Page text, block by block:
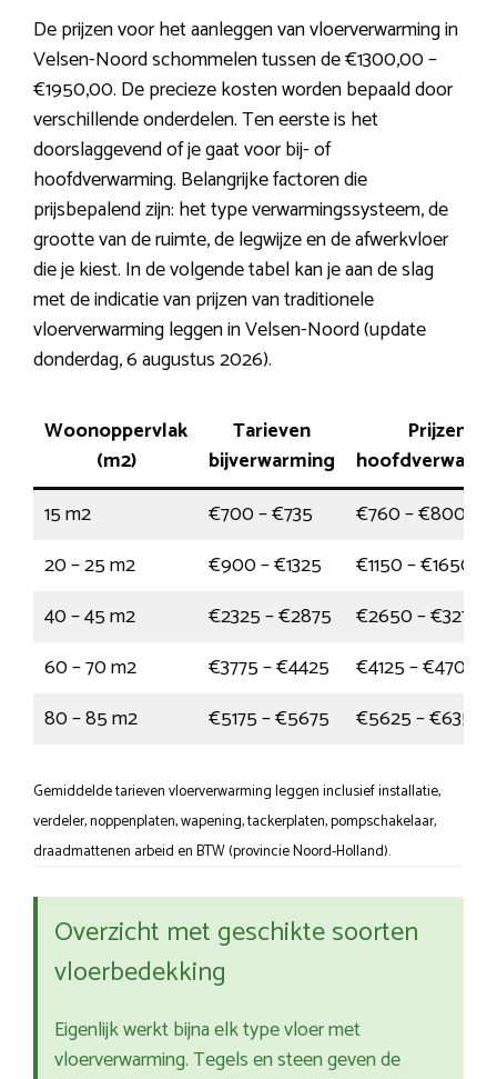
De prijzen voor het aanleggen van vloerverwarming in
Velsen-Noord schommelen tussen de €1300,00 –
€1950,00. De precieze kosten worden bepaald door
verschillende onderdelen. Ten eerste is het
doorslaggevend of je gaat voor bij- of
hoofdverwarming. Belangrijke factoren die
prijsbepalend zijn: het type verwarmingssysteem, de
grootte van de ruimte, de legwijze en de afwerkvloer
die je kiest. In de volgende tabel kan je aan de slag
met de indicatie van prijzen van traditionele
vloerverwarming leggen in Velsen-Noord (update
donderdag, 6 augustus 2026).
Woonoppervlak
(m2)
Tarieven
bijverwarming
Prijzen
15 m2
€700 – €735
€760 – €800
20 – 25 m2
€900 – €1325
€1150 – €1650
40 – 45 m2
€2325 – €2875
€2650 – €3275
60 – 70 m2
€3775 – €4425
€4125 – €4700
80 – 85 m2
€5175 – €5675 €5625 – €6350
Gemiddelde tarieven vloerverwarming leggen inclusief installatie,
verdeler, noppenplaten, wapening, tackerplaten, pompschakelaar,
draadmattenen arbeid en BTW (provincie Noord-Holland).
Overzicht met geschikte soorten
vloerbedekking
Eigenlijk werkt bijna elk type vloer met
vloerverwarming. Tegels en steen geven de